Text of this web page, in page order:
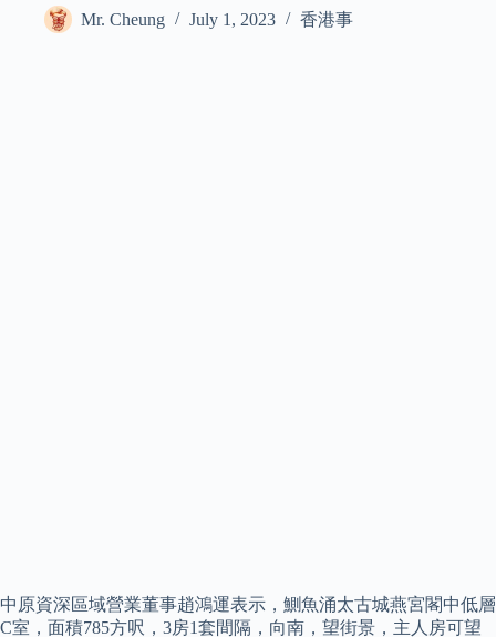
Mr. Cheung July 1, 2023 香港事
中原資深區域營業董事趙鴻運表示，鰂魚涌太古城燕宮閣中低層
C室，面積785方呎，3房1套間隔，向南，望街景，主人房可望